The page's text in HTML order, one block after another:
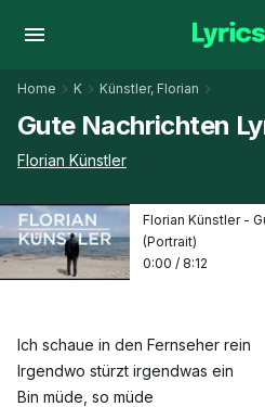
Home K Künstler, Florian
Gute Nachrichten
Florian Künstler
Florian Künstler -
(Portrait)
0:00 / 8:12
Ich schaue in den Fernseher rein
Irgendwo stürzt irgendwas ein
Bin müde, so müde